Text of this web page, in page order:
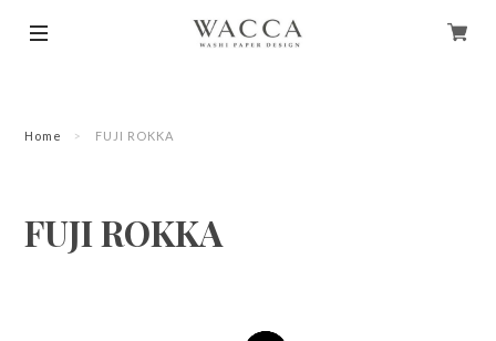
Home FUJI ROKKA
FUJI ROKKA